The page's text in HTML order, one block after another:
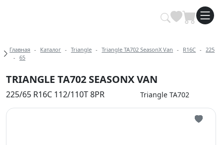
Купить автомобильные шины
Хлебные крошки
Главная Каталог Triangle Triangle TA702 SeasonX Van R16C
225
65
TRIANGLE TA702 SEASONX VAN
225/65 R16C 112/110T 8PR Triangle TA702